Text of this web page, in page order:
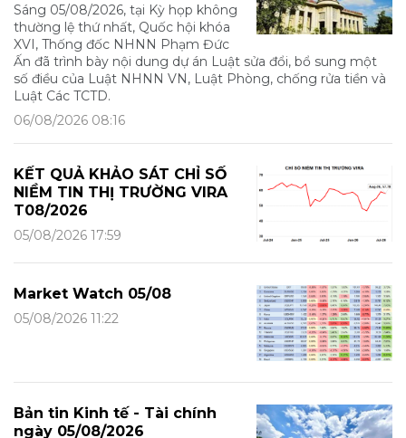
Sáng 05/08/2026, tại Kỳ họp không
thường lệ thứ nhất, Quốc hội khóa
XVI, Thống đốc NHNN Phạm Đức
Ấn đã trình bày nội dung dự án Luật sửa đổi, bổ sung một
số điều của Luật NHNN VN, Luật Phòng, chống rửa tiền và
Luật Các TCTD.
06/08/2026 08:16
KẾT QUẢ KHẢO SÁT CHỈ SỐ
NIỀM TIN THỊ TRƯỜNG VIRA
T08/2026
05/08/2026 17:59
Market Watch 05/08
05/08/2026 11:22
Bản tin Kinh tế - Tài chính
ngày 05/08/2026